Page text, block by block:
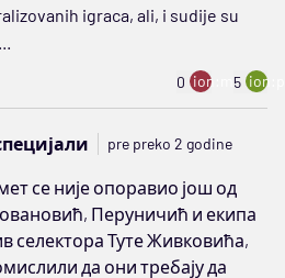
igraca, ali, i sudije su
0 ion:minus
5
pre preko 2 godine
се није опоравио још од
Перуничић и екипа
селектора Туте Живковића,
да они требају да